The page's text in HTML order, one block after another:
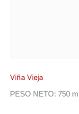
Viña Vieja
PESO NETO: 750 ml